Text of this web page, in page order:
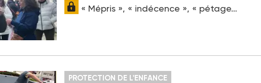
« Mépris », « indécence », « pétage…
PROTECTION DE L'ENFANCE